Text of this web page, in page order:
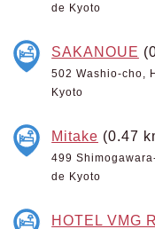
de Kyoto
SAKANOUE
502 Washio-cho,
Kyoto
Mitake (0.47
499
de Kyoto
HOTEL VMG